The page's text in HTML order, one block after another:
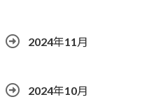
2024年11月
2024年10月